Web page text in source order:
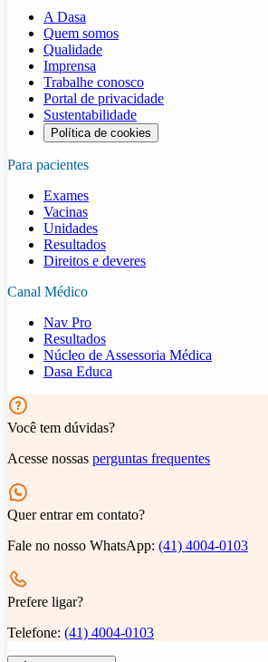
A Dasa
Quem somos
Qualidade
Imprensa
Trabalhe conosco
Portal de privacidade
Sustentabilidade
Política de cookies
Para pacientes
Exames
Vacinas
Unidades
Resultados
Direitos e deveres
Canal Médico
Nav Pro
Resultados
Núcleo de Assessoria Médica
Dasa Educa
Você tem dúvidas?
Acesse nossas perguntas frequentes
Quer entrar em contato?
Fale no nosso WhatsApp: (41) 4004-0103
Prefere ligar?
Telefone: (41) 4004-0103